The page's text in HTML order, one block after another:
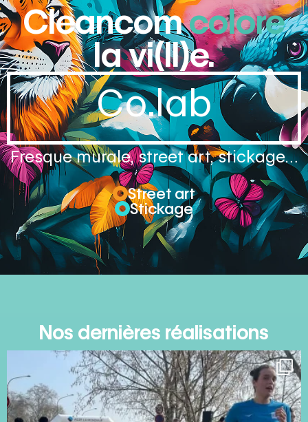
Cleancomcolore
la vi(ll)e.
Co.lab
Fresque murale, street art, stickage…
Street art
Stickage
Nos dernières réalisations